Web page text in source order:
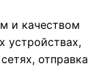
и качеством
устройствах,
отправка